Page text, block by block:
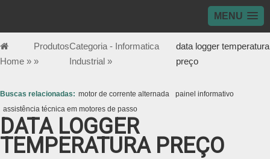
MENU
Home »
Produtos
»
Categoria - Informatica
Industrial »
data logger temperatura
preço
Buscas relacionadas: motor de corrente alternada
painel informativo
assistência técnica em motores de passo
DATA LOGGER
TEMPERATURA PREÇO